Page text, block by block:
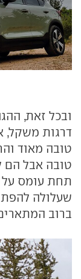
ובכל זאת,
דרגות משקל,
טובה מאוד
טובה אבל הם
תחת עומס על
שעלולה
ברוב